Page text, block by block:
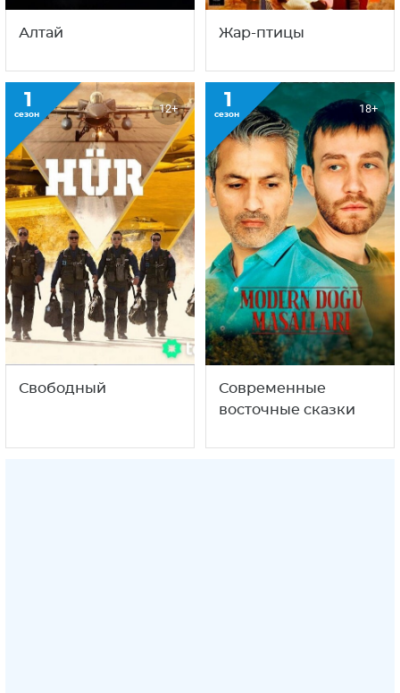
Алтай Жар-птицы
1
сезон 12+
Свободный
1
сезон 18+
Современные
восточные сказки